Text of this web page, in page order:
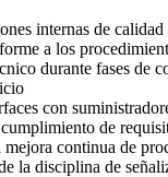
internas de
a los
durante fases de
con
de
continua de
la disciplina de